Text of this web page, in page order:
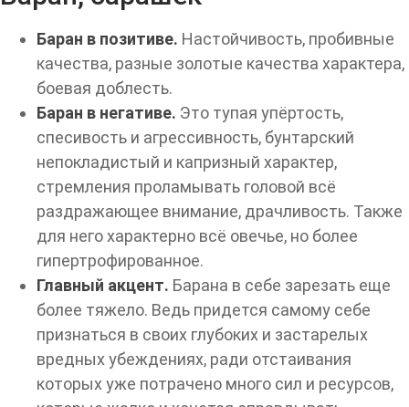
Баран в позитиве. Настойчивость, пробивные
качества, разные золотые качества характера,
боевая доблесть.
Баран в негативе. Это тупая упёртость,
спесивость и агрессивность, бунтарский
непокладистый и капризный характер,
стремления проламывать головой всё
раздражающее внимание, драчливость. Также
для него характерно всё овечье, но более
гипертрофированное.
Главный акцент. Барана в себе зарезать еще
более тяжело. Ведь придется самому себе
признаться в своих глубоких и застарелых
вредных убеждениях, ради отстаивания
которых уже потрачено много сил и ресурсов,